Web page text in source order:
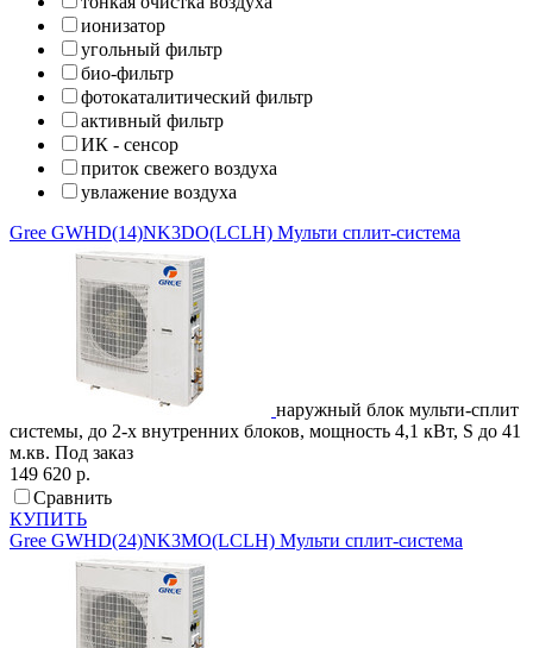
ионизатор
угольный фильтр
био-фильтр
фотокаталитический фильтр
активный фильтр
ИК - сенсор
приток свежего воздуха
увлажение воздуха
Gree GWHD(14)NK3DO(LCLH) Мульти сплит-система
наружный блок мульти-сплит
системы, до 2-х внутренних блоков, мощность 4,1 кВт, S до 41
м.кв. Под заказ
149 620 р.
Сравнить
КУПИТЬ
Gree GWHD(24)NK3MO(LCLH) Мульти сплит-система